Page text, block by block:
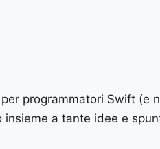
programmatori Swift (e
a tante idee e